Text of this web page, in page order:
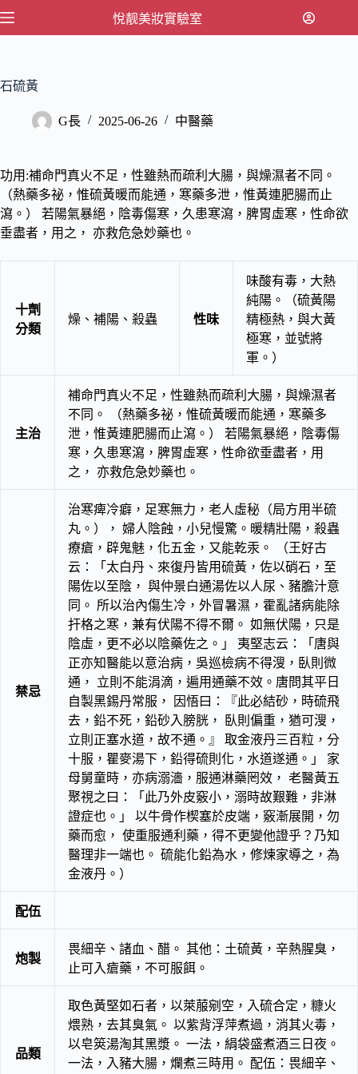
跳
內
悅靓美妝實驗室
石硫黃
G長 2025-06-26 中醫藥
功用:補命門真火不足，性雖熱而疏利大腸，與燥濕者不同。
（熱藥多祕，惟硫黃暖而能通，寒藥多泄，惟黃連肥腸而止
瀉。） 若陽氣暴絕，陰毒傷寒，久患寒瀉，脾胃虛寒，性命欲
垂盡者，用之， 亦救危急妙藥也。
十劑
分類
燥、補陽、殺蟲 性味
味酸有毒，大熱
純陽。（硫黃陽
精極熱，與大黃
極寒，並號將
軍。）
主治
補命門真火不足，性雖熱而疏利大腸，與燥濕者
不同。 （熱藥多祕，惟硫黃暖而能通，寒藥多
泄，惟黃連肥腸而止瀉。） 若陽氣暴絕，陰毒傷
寒，久患寒瀉，脾胃虛寒，性命欲垂盡者，用
之， 亦救危急妙藥也。
禁忌
治寒痺冷癖，足寒無力，老人虛秘（局方用半硫
丸。）， 婦人陰蝕，小兒慢驚。暖精壯陽，殺蟲
療瘡，辟鬼魅，化五金，又能乾汞。 （王好古
云：「太白丹、來復丹皆用硫黃，佐以硝石，至
陽佐以至陰， 與仲景白通湯佐以人尿、豬膽汁意
同。 所以治內傷生冷，外冒暑濕，霍亂諸病能除
扞格之寒，兼有伏陽不得不爾。 如無伏陽，只是
陰虛，更不必以陰藥佐之。」 夷堅志云：「唐與
正亦知醫能以意治病，吳巡檢病不得溲，臥則微
通， 立則不能涓滴，遍用通藥不效。唐問其平日
自製黑錫丹常服， 因悟曰：『此必結砂，時硫飛
去，鉛不死，鉛砂入膀胱， 臥則偏重，猶可溲，
立則正塞水道，故不通。』 取金液丹三百粒，分
十服，瞿麥湯下，鉛得硫則化，水道遂通。」 家
母舅童時，亦病溺濇，服通淋藥罔效， 老醫黃五
聚視之曰：「此乃外皮竅小，溺時故艱難，非淋
證症也。」 以牛骨作楔塞於皮端，竅漸展開，勿
藥而愈， 使重服通利藥，得不更變他證乎？乃知
醫理非一端也。 硫能化鉛為水，修煉家導之，為
金液丹。）
配伍
炮製
畏細辛、諸血、醋。 其他：土硫黃，辛熱腥臭，
止可入瘡藥，不可服餌。
品類
取色黃堅如石者，以萊菔剜空，入硫合定，糠火
煨熟，去其臭氣。 以紫背浮萍煮過，消其火毒，
以皂筴湯淘其黑漿。 一法，絹袋盛煮酒三日夜。
一法，入豬大腸，爛煮三時用。 配伍：畏細辛、